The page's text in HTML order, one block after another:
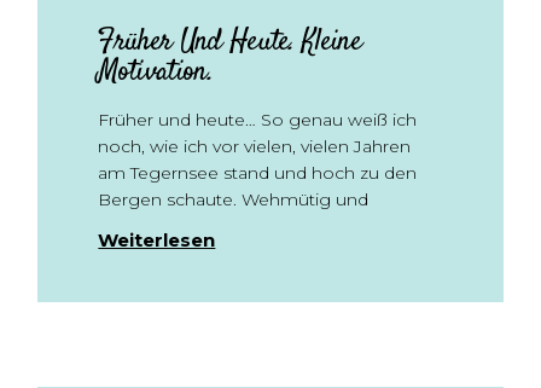
Früher Und Heute. Kleine
Motivation.
Früher und heute… So genau weiß ich
noch, wie ich vor vielen, vielen Jahren
am Tegernsee stand und hoch zu den
Bergen schaute. Wehmütig und
Weiterlesen